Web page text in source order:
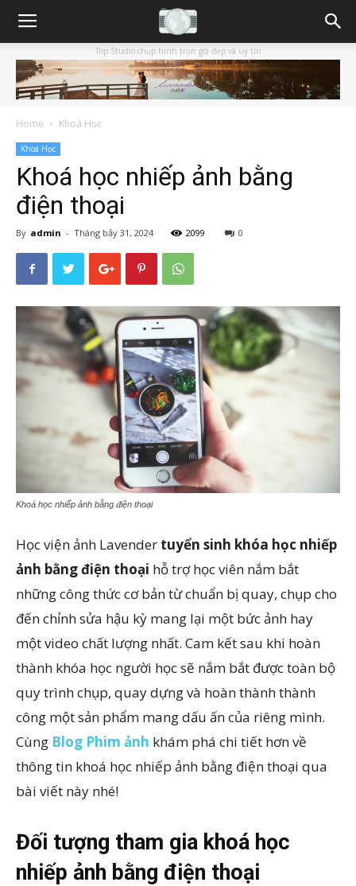
Top Studio chụp hình trọn gói đẹp và uy tín
Home Khoá Học
Khoá Học
Khoá học nhiếp ảnh bằng
điện thoại
By admin - Tháng bảy 31, 2024 2099 0
Khoá học nhiếp ảnh bằng điện thoại
Học viện ảnh Lavender tuyển sinh khóa học nhiếp
ảnh bằng điện thoại hỗ trợ học viên nắm bắt
những công thức cơ bản từ chuẩn bị quay, chụp cho
đến chỉnh sửa hậu kỳ mang lại một bức ảnh hay
một video chất lượng nhất. Cam kết sau khi hoàn
thành khóa học người học sẽ nắm bắt được toàn bộ
quy trình chụp, quay dựng và hoàn thành thành
công một sản phẩm mang dấu ấn của riêng mình.
Cùng Blog Phim ảnh khám phá chi tiết hơn về
thông tin khoá học nhiếp ảnh bằng điện thoại qua
bài viết này nhé!
Đối tượng tham gia khoá học
nhiếp ảnh bằng điện thoại